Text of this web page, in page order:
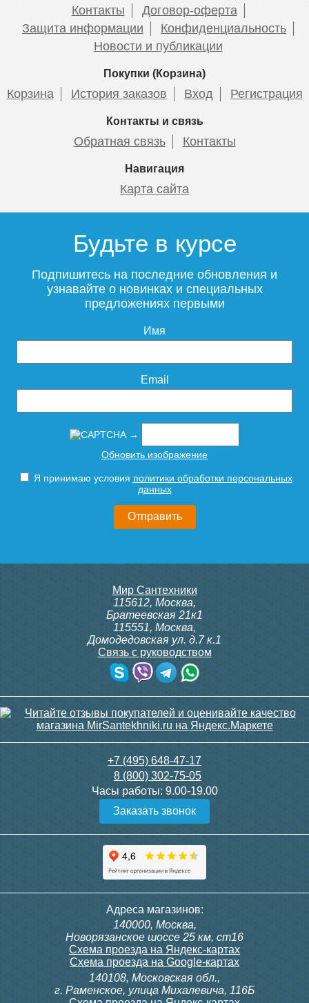
Контакты
Договор-оферта
Защита информации
Конфиденциальность
Новости и публикации
Покупки (Корзина)
Корзина История заказов Вход Регистрация
Контакты и связь
Обратная связь Контакты
Навигация
Карта сайта
Будьте в курсе
Подпишитесь на последние обновления и
узнавайте о новинках и специальных
предложениях первыми
Имя
Email
→
Обновить изображение
Я принимаю условия политики обработки персональных
данных
Мир Сантехники
115612, Москва,
Братеевская 21к1
115551, Москва,
Домодедовская ул. д.7 к.1
Связь с руководством
+7 (495) 648-47-17
8 (800) 302-75-05
Часы работы: 9.00-19.00
Заказать звонок
Адреса магазинов:
140000, Москва,
Новорязанское шоссе 25 км, ст16
Схема проезда на Яндекс-картах
Схема проезда на Google-картах
140108, Московская обл.,
г. Раменское, улица Михалевича, 116Б